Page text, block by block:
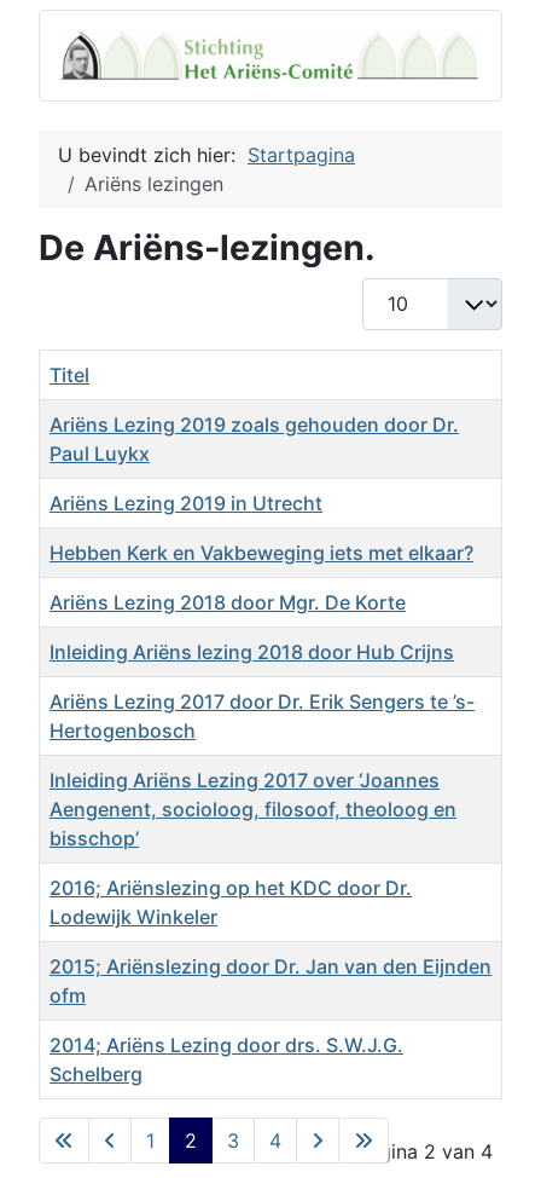
U bevindt zich hier: Startpagina
Ariëns lezingen
De Ariëns-lezingen.
Toon #
Artikelen
Titel
Ariëns Lezing 2019 zoals gehouden door Dr.
Paul Luykx
Ariëns Lezing 2019 in Utrecht
Hebben Kerk en Vakbeweging iets met elkaar?
Ariëns Lezing 2018 door Mgr. De Korte
Inleiding Ariëns lezing 2018 door Hub Crijns
Ariëns Lezing 2017 door Dr. Erik Sengers te ’s-
Hertogenbosch
Inleiding Ariëns Lezing 2017 over ‘Joannes
Aengenent, socioloog, filosoof, theoloog en
bisschop’
2016; Ariënslezing op het KDC door Dr.
Lodewijk Winkeler
2015; Ariënslezing door Dr. Jan van den Eijnden
ofm
2014; Ariëns Lezing door drs. S.W.J.G.
Schelberg
Pagina 2 van 4
1 2 3 4